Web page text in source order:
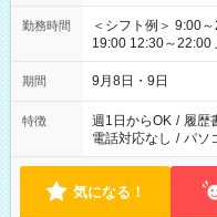
勤務時間
＜シフト例＞ 9:00
19:00 12:30～22:00 上記の時間から好きな時間を選べます！ ※
時間は変更となる可
期間 9月8日・9日
特徴 週1日からOK / 履歴
電話対応なし / パソ
気になる！